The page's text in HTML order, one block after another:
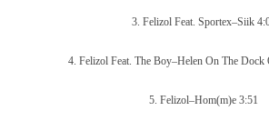
3. Felizol Feat. Sportex–Siik
4. Felizol Feat. The Boy–Helen On The Dock
5. Felizol–Hom(m)e 3:51